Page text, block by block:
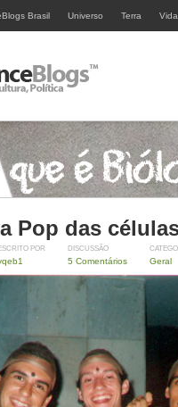
Brasil Universo Terra Vida
Pop das
POR DISCUSSÃO
5 Comentários Geral